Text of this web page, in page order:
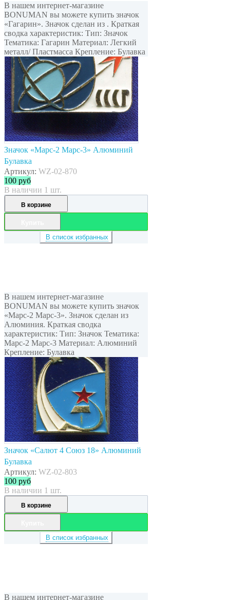
В нашем интернет-магазине
BONUMAN вы можете купить значок
«Гагарин». Значок сделан из . Краткая
сводка характеристик: Тип: Значок
Тематика: Гагарин Материал: Легкий
металл/ Пластмасса Крепление: Булавка
Значок «Марс-2 Марс-3» Алюминий
Булавка
Артикул: WZ-02-870
100 руб
В наличии 1 шт.
В корзине
В список избранных
В нашем интернет-магазине
BONUMAN вы можете купить значок
«Марс-2 Марс-3». Значок сделан из
Алюминия. Краткая сводка
характеристик: Тип: Значок Тематика:
Марс-2 Марс-3 Материал: Алюминий
Крепление: Булавка
Значок «Салют 4 Союз 18» Алюминий
Булавка
Артикул: WZ-02-803
100 руб
В наличии 1 шт.
В корзине
В список избранных
В нашем интернет-магазине